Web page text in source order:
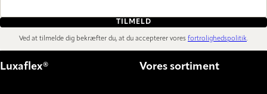
TILMELD
Ved at tilmelde dig bekræfter du, at du accepterer vores fortrolighedspolitik.
Luxaflex® Vores sortiment